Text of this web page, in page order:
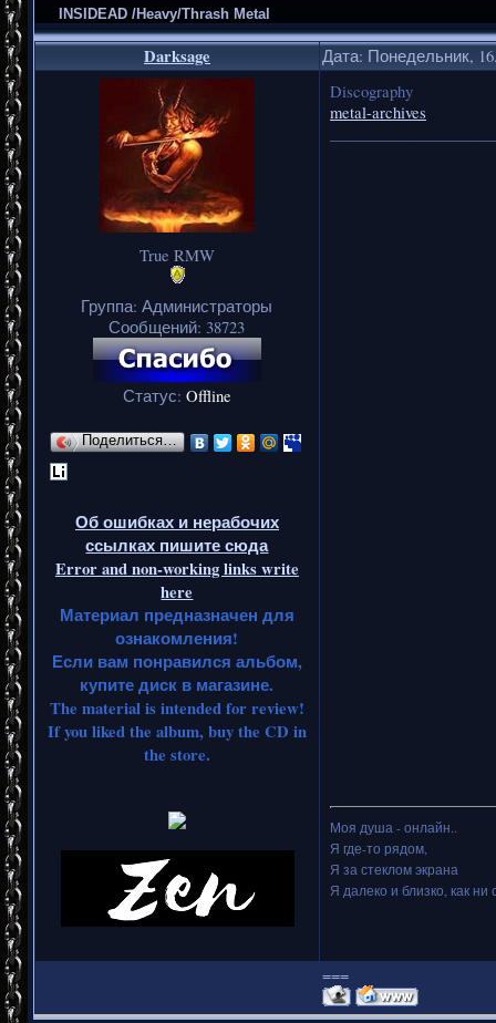
INSIDEAD /Heavy/Thrash Metal
Darksage Дата: Понедельник,
True RMW
Группа: Администраторы
Сообщений: 38723
Статус: Offline
Поделиться…
Об ошибках и нерабочих
ссылках пишите сюда
Error and non-working links write
here
Материал предназначен для
ознакомления!
Если вам понравился альбом,
купите диск в магазине.
The material is intended for review!
If you liked the album, buy the CD in
the store.
Discography
metal-archives
Моя душа - онлайн..
Я где-то рядом,
Я за стеклом экрана
Я далеко и близко, как ни
===